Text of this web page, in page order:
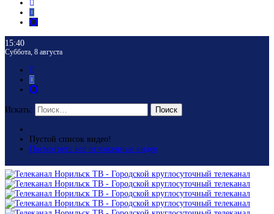
15:40
Суббота, 8 августа
Искать: Поиск
Пустой список видео!
Посмотреть все отложенные видео